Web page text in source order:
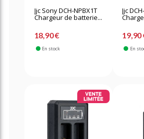
Jjc Sony DCH-NPBX1T
Chargeur de batterie...
18,90 €
En stock
Jjc
19,90
En